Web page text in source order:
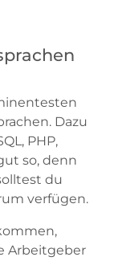
Dazu
PHP,
so, denn
du
verfügen.
Arbeitgeber